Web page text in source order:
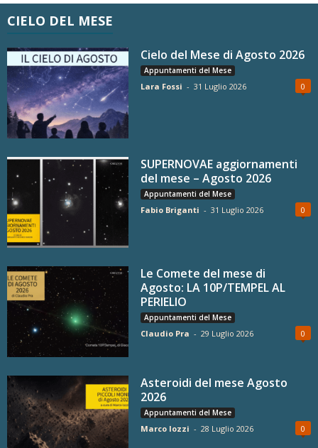
CIELO DEL MESE
Cielo del Mese di Agosto 2026
Appuntamenti del Mese
Lara Fossi - 31 Luglio 2026 0
SUPERNOVAE aggiornamenti
del mese – Agosto 2026
Appuntamenti del Mese
Fabio Briganti - 31 Luglio 2026 0
Le Comete del mese di
Agosto: LA 10P/TEMPEL AL
PERIELIO
Appuntamenti del Mese
Claudio Pra - 29 Luglio 2026 0
Asteroidi del mese Agosto
2026
Appuntamenti del Mese
Marco Iozzi - 28 Luglio 2026 0